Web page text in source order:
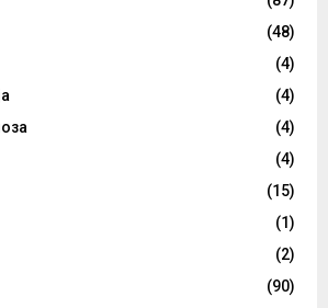
(48)
(4)
(4)
(4)
(4)
(15)
(1)
(2)
(90)